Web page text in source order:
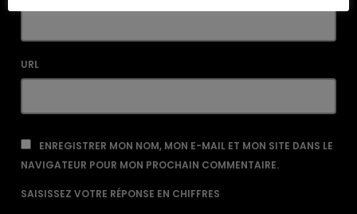
URL
ENREGISTRER MON NOM, MON E-MAIL ET MON SITE DANS LE
NAVIGATEUR POUR MON PROCHAIN COMMENTAIRE.
SAISISSEZ VOTRE RÉPONSE EN CHIFFRES